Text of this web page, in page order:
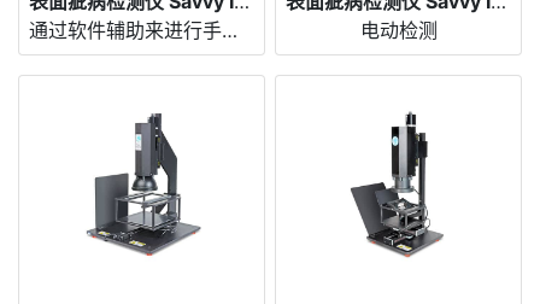
通过软件辅助来进行手动检测
电动检测